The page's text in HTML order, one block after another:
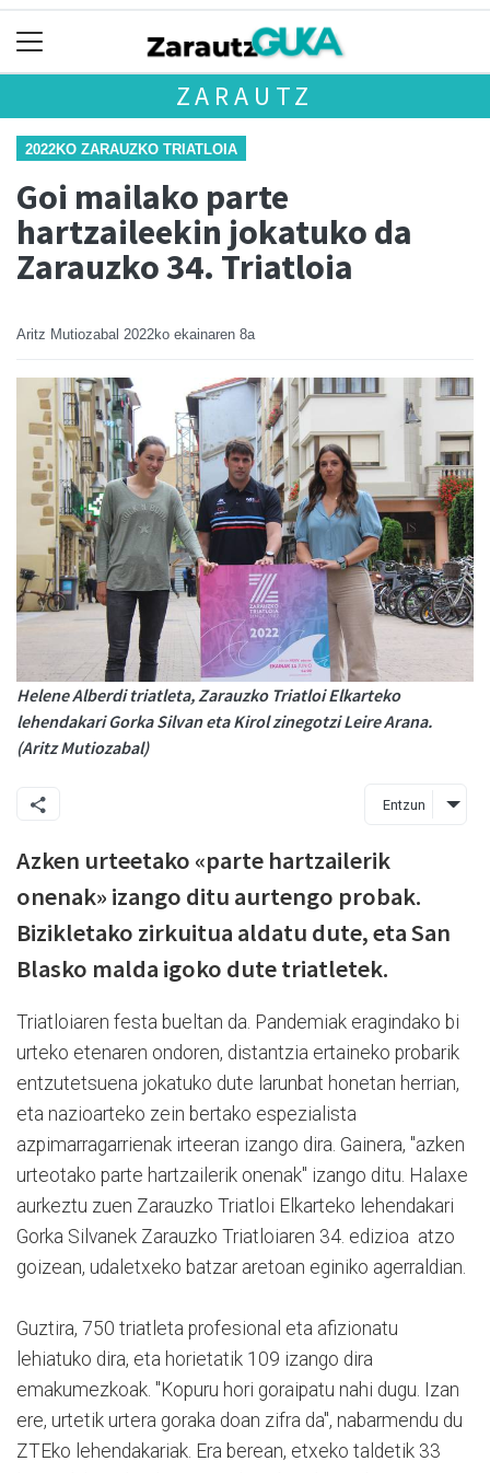
ZARAUTZ
2022KO ZARAUZKO TRIATLOIA
Goi mailako parte
hartzaileekin jokatuko da
Zarauzko 34. Triatloia
Aritz Mutiozabal 2022ko ekainaren 8a
Helene Alberdi triatleta, Zarauzko Triatloi Elkarteko
lehendakari Gorka Silvan eta Kirol zinegotzi Leire Arana.
(Aritz Mutiozabal)
Entzun
Azken urteetako «parte hartzailerik
onenak» izango ditu aurtengo probak.
Bizikletako zirkuitua aldatu dute, eta San
Blasko malda igoko dute triatletek.
Triatloiaren festa bueltan da. Pandemiak eragindako bi
urteko etenaren ondoren, distantzia ertaineko probarik
entzutetsuena jokatuko dute larunbat honetan herrian,
eta nazioarteko zein bertako espezialista
azpimarragarrienak irteeran izango dira. Gainera, "azken
urteotako parte hartzailerik onenak" izango ditu. Halaxe
aurkeztu zuen Zarauzko Triatloi Elkarteko lehendakari
Gorka Silvanek Zarauzko Triatloiaren 34. edizioa atzo
goizean, udaletxeko batzar aretoan eginiko agerraldian.
Guztira, 750 triatleta profesional eta afizionatu
lehiatuko dira, eta horietatik 109 izango dira
emakumezkoak. "Kopuru hori goraipatu nahi dugu. Izan
ere, urtetik urtera goraka doan zifra da", nabarmendu du
ZTEko lehendakariak. Era berean, etxeko taldetik 33